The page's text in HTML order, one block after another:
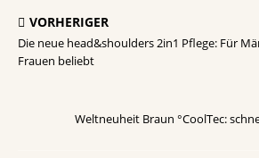
VORHERIGER
Die neue head&shoulders 2in1 Pflege: Für
Frauen beliebt
Weltneuheit Braun °CoolTec: